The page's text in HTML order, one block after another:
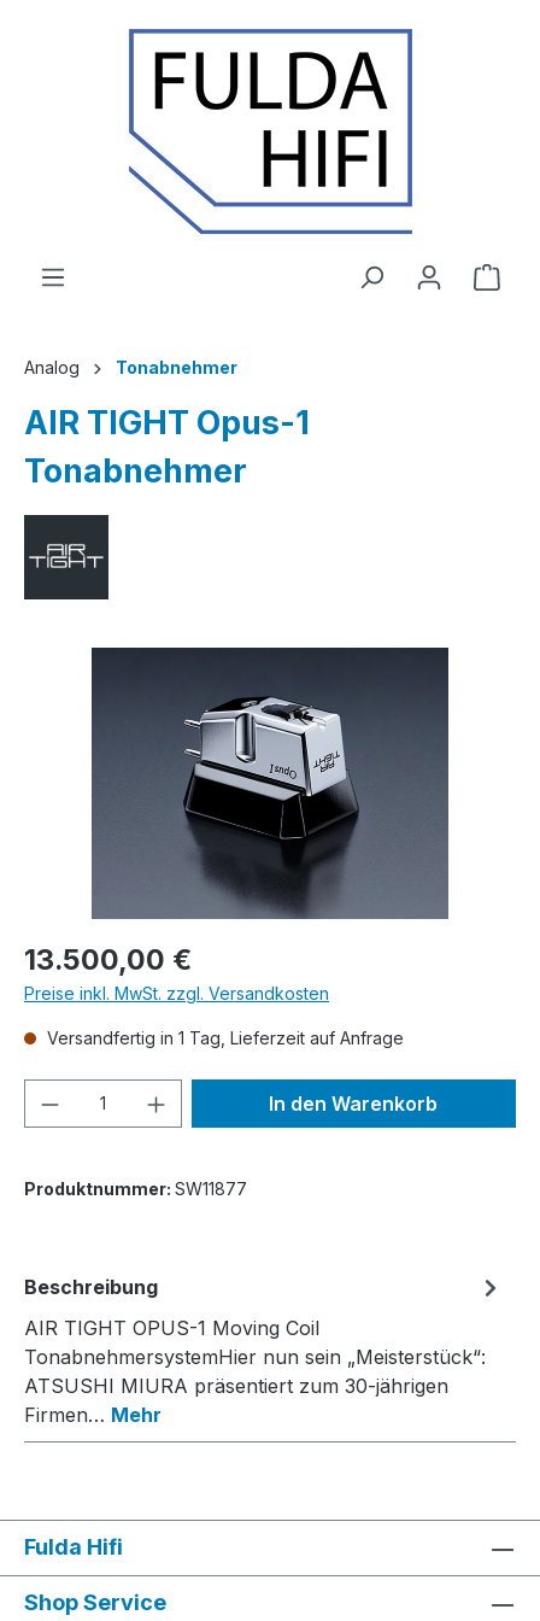
Zum Hauptinhalt springen
Analog Tonabnehmer
AIR TIGHT Opus-1
Tonabnehmer
Regulärer Preis:
13.500,00 €
Preise inkl. MwSt. zzgl. Versandkosten
Versandfertig in 1 Tag, Lieferzeit auf Anfrage
Produkt Anzahl: Gib denIn den Warenkorb
Produktnummer: SW11877
Beschreibung
AIR TIGHT OPUS-1 Moving Coil
TonabnehmersystemHier nun sein „Meisterstück“:
ATSUSHI MIURA präsentiert zum 30-jährigen
Firmen… Mehr
Fulda Hifi
Shop Service